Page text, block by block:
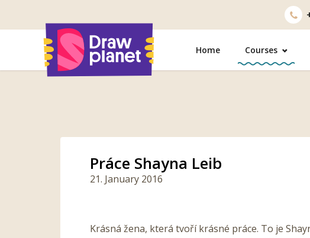
Home Courses
Práce Shayna Leib
21. January 2016
Krásná žena, která tvoří krásné práce. To je